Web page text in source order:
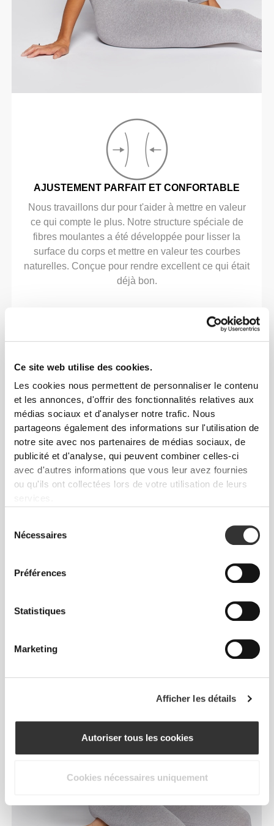
Ce site web utilise des cookies.
Les cookies nous permettent de personnaliser le contenu
et les annonces, d'offrir des fonctionnalités relatives aux
médias sociaux et d'analyser notre trafic. Nous
partageons également des informations sur l'utilisation de
notre site avec nos partenaires de médias sociaux, de
publicité et d'analyse, qui peuvent combiner celles-ci
avec d'autres informations que vous leur avez fournies
ou qu'ils ont collectées lors de votre utilisation de leurs
services.
Nécessaires
Préférences
Statistiques
Marketing
Afficher les détails
Autoriser tous les cookies
Cookies nécessaires uniquement
AJUSTEMENT PARFAIT ET CONFORTABLE
Nous travaillons dur pour t'aider à mettre en valeur
ce qui compte le plus. Notre structure spéciale de
fibres moulantes a été développée pour lisser la
surface du corps et mettre en valeur tes courbes
naturelles. Conçue pour rendre excellent ce qui était
déjà bon.
SENSATION SPÉCIALE
Nous voulions aller au-delà de la notion de confort,
c'est pourquoi nous avons développé un type de
legging spécial en laboratoire en utilisant de
nouvelles techniques. Il faut le "sentir pour le
croire".
La taille haute a été conçue pour flatter et offrir un